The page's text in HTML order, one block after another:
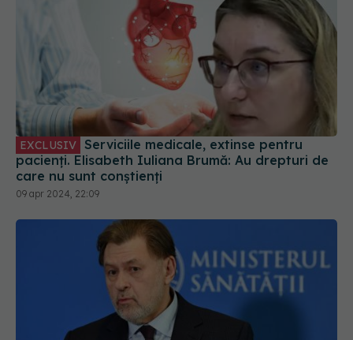
EXCLUSIV
pacienți. Elisabeth Iuliana Brumă: Au drepturi de
care nu sunt conștienți
09 apr 2024, 22:09